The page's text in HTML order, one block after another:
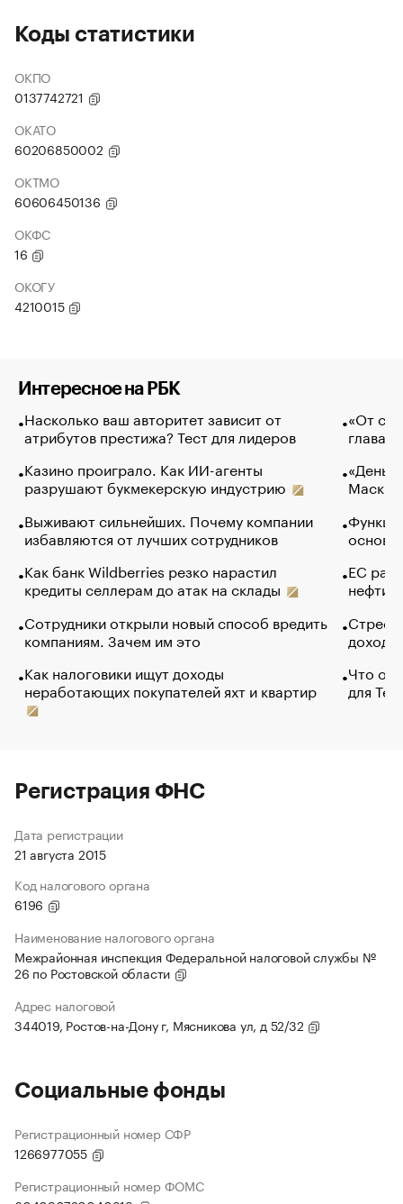
Коды статистики
ОКПО
0137742721
ОКАТО
60206850002
ОКТМО
60606450136
ОКФС
16
ОКОГУ
4210015
Интересное на РБК
Насколько ваш авторитет зависит от
атрибутов престижа? Тест для лидеров
Казино проиграло. Как ИИ-агенты
разрушают букмекерскую индустрию
Выживают сильнейших. Почему компании
избавляются от лучших сотрудников
Как банк Wildberries резко нарастил
кредиты селлерам до атак на склады
Сотрудники открыли новый способ вредить
компаниям. Зачем им это
Как налоговики ищут доходы
неработающих покупателей яхт и квартир
«От
глава
Маск в
основ
ЕС
нефти
Что
для
Регистрация ФНС
Дата регистрации
21 августа 2015
Код налогового органа
6196
Наименование налогового органа
Межрайонная инспекция Федеральной налоговой службы №
26 по Ростовской области
Адрес налоговой
344019, Ростов-на-Дону г, Мясникова ул, д 52/32
Социальные фонды
Регистрационный номер СФР
1266977055
Регистрационный номер ФОМС